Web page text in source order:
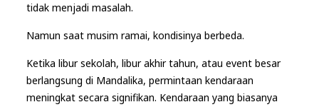
tidak menjadi masalah.
Namun saat musim ramai, kondisinya berbeda.
Ketika libur sekolah, libur akhir tahun, atau event besar
berlangsung di Mandalika, permintaan kendaraan
meningkat secara signifikan. Kendaraan yang biasanya